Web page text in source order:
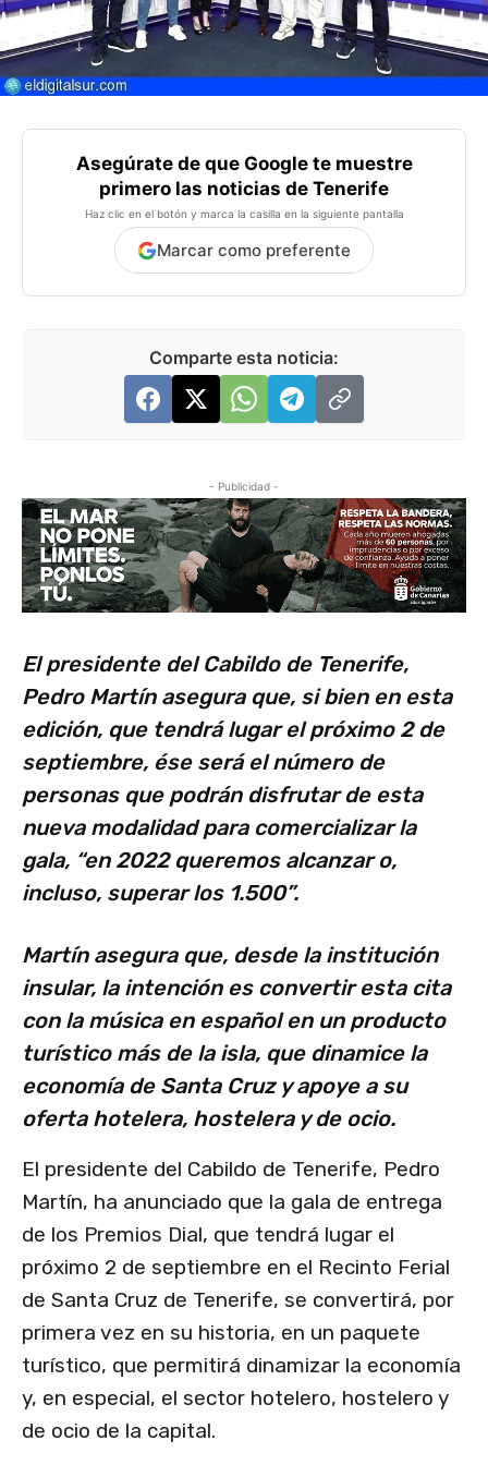
Asegúrate de que Google te muestre
primero las noticias de Tenerife
Haz clic en el botón y marca la casilla en la siguiente pantalla
Marcar como preferente
Comparte esta noticia:
- Publicidad -
El presidente del Cabildo de Tenerife,
Pedro Martín asegura que, si bien en esta
edición, que tendrá lugar el próximo 2 de
septiembre, ése será el número de
personas que podrán disfrutar de esta
nueva modalidad para comercializar la
gala, “en 2022 queremos alcanzar o,
incluso, superar los 1.500”.
Martín asegura que, desde la institución
insular, la intención es convertir esta cita
con la música en español en un producto
turístico más de la isla, que dinamice la
economía de Santa Cruz y apoye a su
oferta hotelera, hostelera y de ocio.
El presidente del Cabildo de Tenerife, Pedro
Martín, ha anunciado que la gala de entrega
de los Premios Dial, que tendrá lugar el
próximo 2 de septiembre en el Recinto Ferial
de Santa Cruz de Tenerife, se convertirá, por
primera vez en su historia, en un paquete
turístico, que permitirá dinamizar la economía
y, en especial, el sector hotelero, hostelero y
de ocio de la capital.